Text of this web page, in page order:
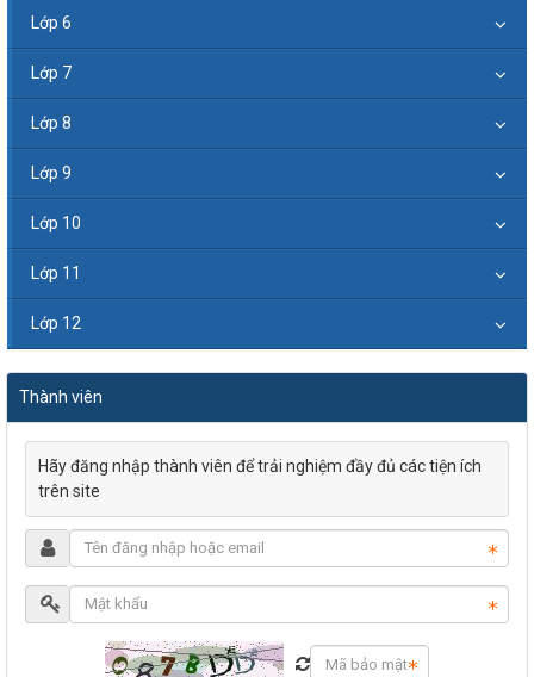
Lớp 6
Lớp 7
Lớp 8
Lớp 9
Lớp 10
Lớp 11
Lớp 12
Thành viên
Hãy đăng nhập thành viên để trải nghiệm đầy đủ các tiện ích
trên site